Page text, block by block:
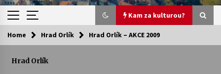
Kam za kulturou?
Kam za kulturou?
Home Hrad Orlík Hrad Orlík – AKCE 2009
Hrad Orlík